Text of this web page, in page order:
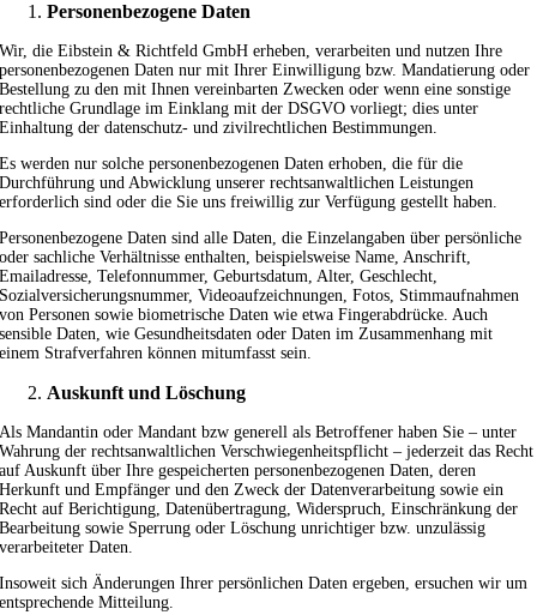
Personenbezogene Daten
Wir, die Eibstein & Richtfeld GmbH erheben, verarbeiten und nutzen Ihre
personenbezogenen Daten nur mit Ihrer Einwilligung bzw. Mandatierung oder
Bestellung zu den mit Ihnen vereinbarten Zwecken oder wenn eine sonstige
rechtliche Grundlage im Einklang mit der DSGVO vorliegt; dies unter
Einhaltung der datenschutz- und zivilrechtlichen Bestimmungen.
Es werden nur solche personenbezogenen Daten erhoben, die für die
Durchführung und Abwicklung unserer rechtsanwaltlichen Leistungen
erforderlich sind oder die Sie uns freiwillig zur Verfügung gestellt haben.
Personenbezogene Daten sind alle Daten, die Einzelangaben über persönliche
oder sachliche Verhältnisse enthalten, beispielsweise Name, Anschrift,
Emailadresse, Telefonnummer, Geburtsdatum, Alter, Geschlecht,
Sozialversicherungsnummer, Videoaufzeichnungen, Fotos, Stimmaufnahmen
von Personen sowie biometrische Daten wie etwa Fingerabdrücke. Auch
sensible Daten, wie Gesundheitsdaten oder Daten im Zusammenhang mit
einem Strafverfahren können mitumfasst sein.
Auskunft und Löschung
Als Mandantin oder Mandant bzw generell als Betroffener haben Sie – unter
Wahrung der rechtsanwaltlichen Verschwiegenheitspflicht – jederzeit das Recht
auf Auskunft über Ihre gespeicherten personenbezogenen Daten, deren
Herkunft und Empfänger und den Zweck der Datenverarbeitung sowie ein
Recht auf Berichtigung, Datenübertragung, Widerspruch, Einschränkung der
Bearbeitung sowie Sperrung oder Löschung unrichtiger bzw. unzulässig
verarbeiteter Daten.
Insoweit sich Änderungen Ihrer persönlichen Daten ergeben, ersuchen wir um
entsprechende Mitteilung.